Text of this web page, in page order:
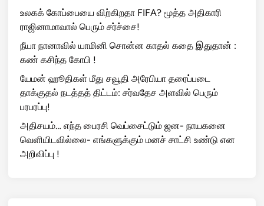
உலகக் கோப்பையை விற்கிறதா FIFA? மூத்த அதிகாரி
ராஜினாமாவால் பெரும் சர்ச்சை!
நீயா நானாவில் யாமினி சொன்ன காதல் கதை இதுதான் :
கண் கசிந்த கோபி !
யேமன் ஹூதிகள் மீது சவூதி அரேபியா தரைப்படை
தாக்குதல் நடத்தத் திட்டம்: சர்வதேச அளவில் பெரும்
பரபரப்பு!
அதிசயம்… எந்த பைரசி வெப்சைட்டும் ஜன- நாயகனை
வெளியிடவில்லை- எங்களுக்கும் மனச் சாட்சி உண்டு என
அறிவிப்பு !